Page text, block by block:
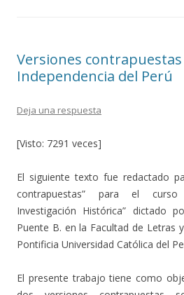
Versiones
Independencia del Perú
Deja una respuesta
[Visto: 7291 veces]
El siguiente texto fue redactado
contrapuestas” para el
Investigación Histórica” dictado
Puente B. en la Facultad de Letras
Pontificia Universidad Católica del
El presente trabajo tiene como